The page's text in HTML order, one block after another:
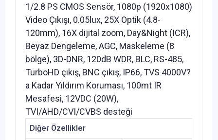
1/2.8 PS CMOS Sensör, 1080p (1920x1080)
Video Çıkışı, 0.05lux, 25X Optik (4.8-
120mm), 16X dijital zoom, Day&Night (ICR),
Beyaz Dengeleme, AGC, Maskeleme (8
bölge), 3D-DNR, 120dB WDR, BLC, RS-485,
TurboHD çıkış, BNC çıkış, IP66, TVS 4000V?
a Kadar Yıldırım Koruması, 100mt IR
Mesafesi, 12VDC (20W),
TVI/AHD/CVI/CVBS desteği
Diğer Özellikler